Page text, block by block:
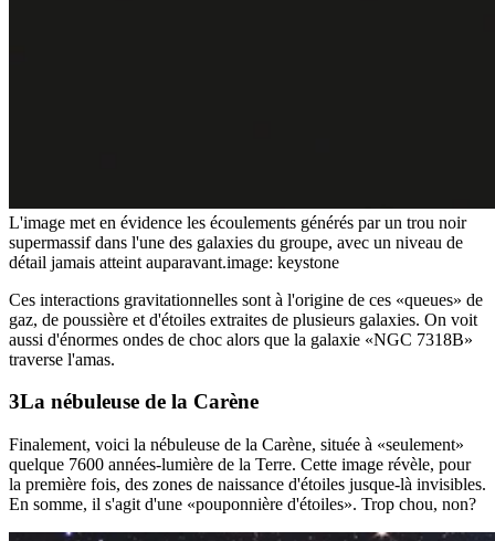
L'image met en évidence les écoulements générés par un trou noir
supermassif dans l'une des galaxies du groupe, avec un niveau de
détail jamais atteint auparavant.image: keystone
Ces interactions gravitationnelles sont à l'origine de ces «queues» de
gaz, de poussière et d'étoiles extraites de plusieurs galaxies. On voit
aussi d'énormes ondes de choc alors que la galaxie «NGC 7318B»
traverse l'amas.
La nébuleuse de la Carène
Finalement, voici la nébuleuse de la Carène, située à «seulement»
quelque 7600 années-lumière de la Terre. Cette image révèle, pour
la première fois, des zones de naissance d'étoiles jusque-là invisibles.
En somme, il s'agit d'une «pouponnière d'étoiles». Trop chou, non?